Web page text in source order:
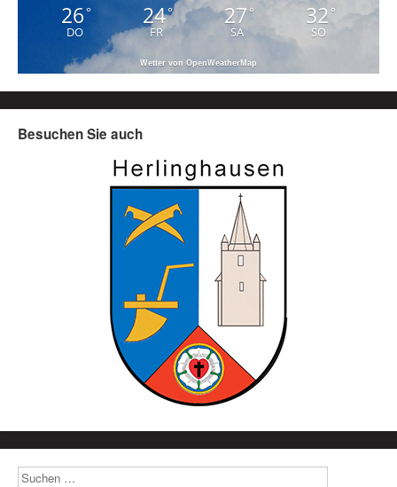
26°
DO
24°
FR
27°
SA
32 °
SO
Wetter von OpenWeatherMap
Besuchen Sie auch